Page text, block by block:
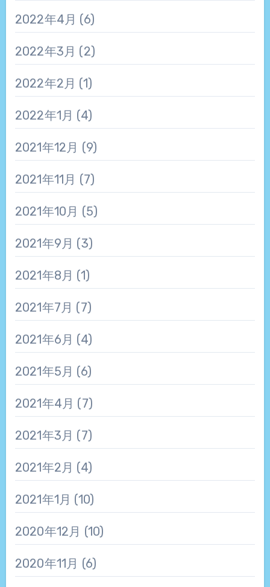
2022年4月 (6)
2022年3月 (2)
2022年2月 (1)
2022年1月 (4)
2021年12月 (9)
2021年11月 (7)
2021年10月 (5)
2021年9月 (3)
2021年8月 (1)
2021年7月 (7)
2021年6月 (4)
2021年5月 (6)
2021年4月 (7)
2021年3月 (7)
2021年2月 (4)
2021年1月 (10)
2020年12月 (10)
2020年11月 (6)